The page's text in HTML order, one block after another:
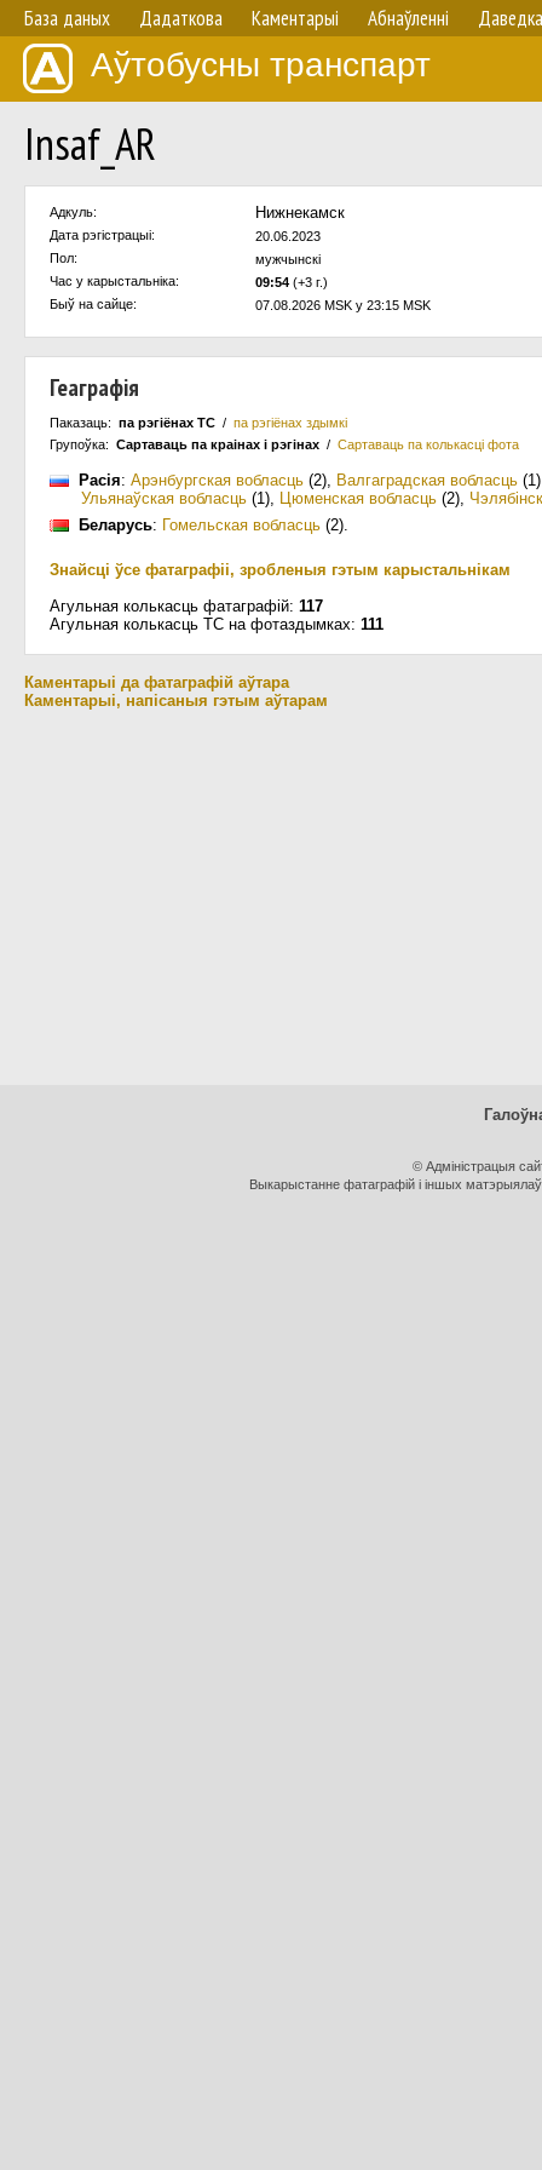
База даных Дадаткова Каментарыі Абнаўленнi Даведка
Аўтобусны транспарт
Insaf_AR
Адкуль: Нижнекамск
Дата рэгістрацыі:
20.06.2023
Пол:
мужчынскi
Час у карыстальнiка:
09:54 (+3 г.)
Быў на сайце:
07.08.2026 MSK у 23:15 MSK
Геаграфія
Паказаць: па рэгіёнах ТС / па рэгіёнах здымкі
Групоўка: Сартаваць па краiнах i рэгінах / Сартаваць па колькасцi фота
Расія: Арэнбургская вобласць (2), Валгаградская вобласць (1)
Ульянаўская вобласць (1), Цюменская вобласць (2),
Беларусь: Гомельская вобласць (2).
Знайсці ўсе фатаграфіі, зробленыя гэтым карыстальнікам
Агульная колькасць фатаграфій: 117
Агульная колькасць ТС на фотаздымках: 111
Каментарыі да фатаграфій аўтара
Каментарыі, напісаныя гэтым аўтарам
© Адміністрацыя
Выкарыстанне фатаграфій і іншых